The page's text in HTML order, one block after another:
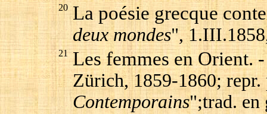
20 La poésie grecque
deux mondes",
21 Les femmes en Orient.-
Zürich, 1859-1860;
Contemporains";trad. en